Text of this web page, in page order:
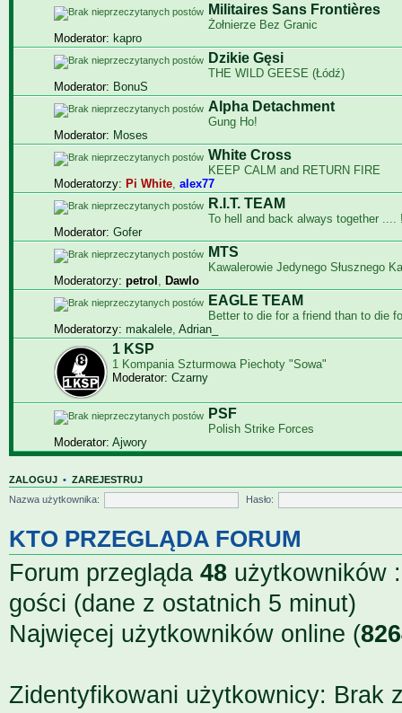
Militaires Sans Frontières
Żołnierze Bez Granic
Moderator: kapro
Dzikie Gęsi
THE WILD GEESE (Łódź)
Moderator: BonuS
Alpha Detachment
Gung Ho!
Moderator: Moses
White Cross
KEEP CALM and RETURN FIRE
Moderatorzy: Pi White, alex77
R.I.T. TEAM
To hell and back always together ....
Moderator: Gofer
MTS
Kawalerowie Jedynego Słusznego
Moderatorzy: petrol , Dawlo
EAGLE TEAM
Bet­ter to die for a friend than to die
Moderatorzy: makalele, Adrian_
1 KSP
1 Kompania Szturmowa Piechoty "Sowa"
Moderator: Czarny
PSF
Polish Strike Forces
Moderator: Ajwory
ZALOGUJ • ZAREJESTRUJ
Nazwa użytkownika:
Hasło:
KTO PRZEGLĄDA FORUM
Forum przegląda 48 użytkowników
gości (dane z ostatnich 5 minut)
Najwięcej użytkowników online (
Zidentyfikowani użytkownicy: Brak